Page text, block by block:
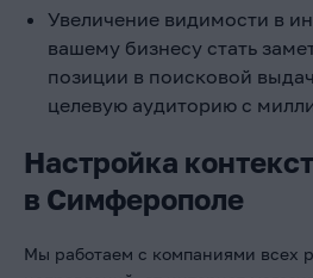
Увеличение видимости в
вашему бизнесу стать
позиции в поисковой
целевую аудиторию с
Настройка
в Симферополе
Мы работаем с компаниями всех